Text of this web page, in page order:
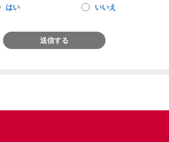
はい いいえ
送信する